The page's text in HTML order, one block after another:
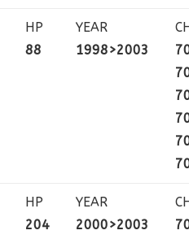
HP
88
YEAR
1998>2003
HP
204
YEAR
2000>2003